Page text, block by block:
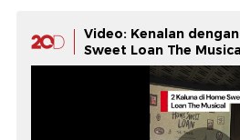
Video: Kenalan
Sweet Loan The Musical